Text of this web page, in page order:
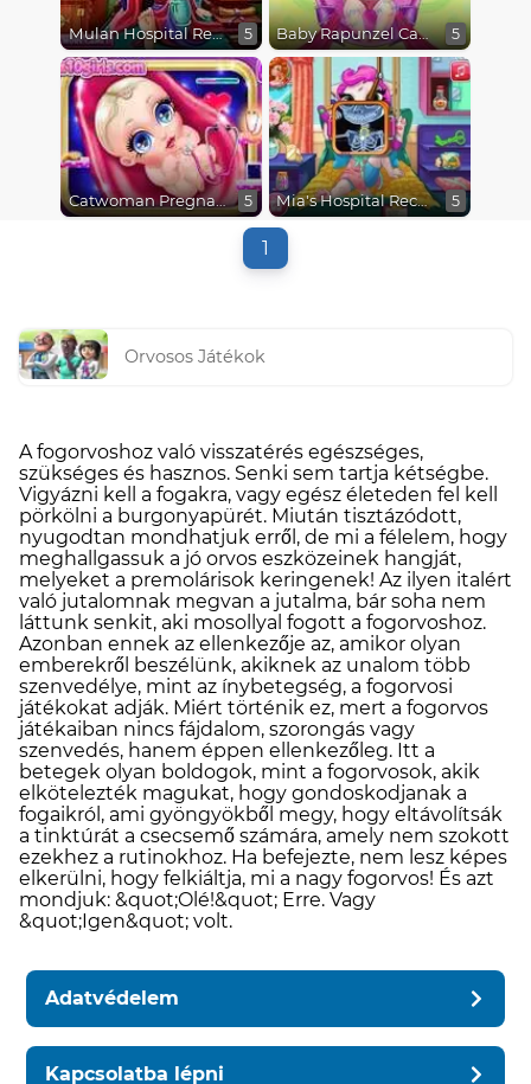
Mulan Hospital Recovery 5 Baby Rapunzel Caring 5
Catwoman Pregnant 5 Mia's Hospital Recovery 5
1
Orvosos Játékok
A fogorvoshoz való visszatérés egészséges,
szükséges és hasznos. Senki sem tartja kétségbe.
Vigyázni kell a fogakra, vagy egész életeden fel kell
pörkölni a burgonyapürét. Miután tisztázódott,
nyugodtan mondhatjuk erről, de mi a félelem, hogy
meghallgassuk a jó orvos eszközeinek hangját,
melyeket a premolárisok keringenek! Az ilyen italért
való jutalomnak megvan a jutalma, bár soha nem
láttunk senkit, aki mosollyal fogott a fogorvoshoz.
Azonban ennek az ellenkezője az, amikor olyan
emberekről beszélünk, akiknek az unalom több
szenvedélye, mint az ínybetegség, a fogorvosi
játékokat adják. Miért történik ez, mert a fogorvos
játékaiban nincs fájdalom, szorongás vagy
szenvedés, hanem éppen ellenkezőleg. Itt a
betegek olyan boldogok, mint a fogorvosok, akik
elkötelezték magukat, hogy gondoskodjanak a
fogaikról, ami gyöngyökből megy, hogy eltávolítsák
a tinktúrát a csecsemő számára, amely nem szokott
ezekhez a rutinokhoz. Ha befejezte, nem lesz képes
elkerülni, hogy felkiáltja, mi a nagy fogorvos! És azt
mondjuk: &quot;Olé!&quot; Erre. Vagy
&quot;Igen&quot; volt.
Adatvédelem
Kapcsolatba lépni